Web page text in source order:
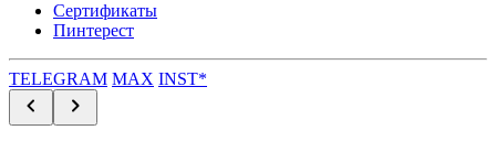
Сертификаты
Пинтерест
TELEGRAM MAX INST*